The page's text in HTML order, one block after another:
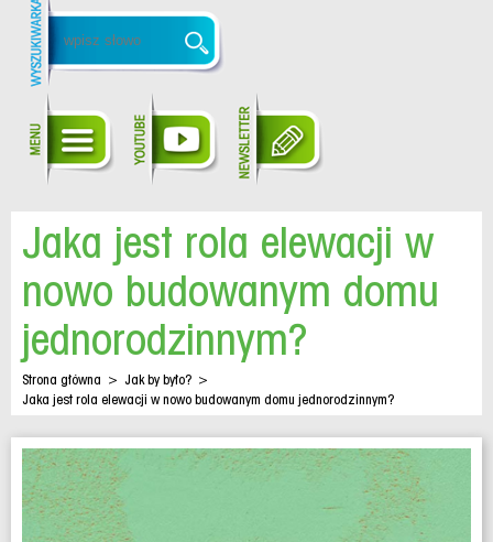
Jaka jest rola elewacji w
nowo budowanym domu
jednorodzinnym?
Strona główna > Jak by było? >
Jaka jest rola elewacji w nowo budowanym domu jednorodzinnym?